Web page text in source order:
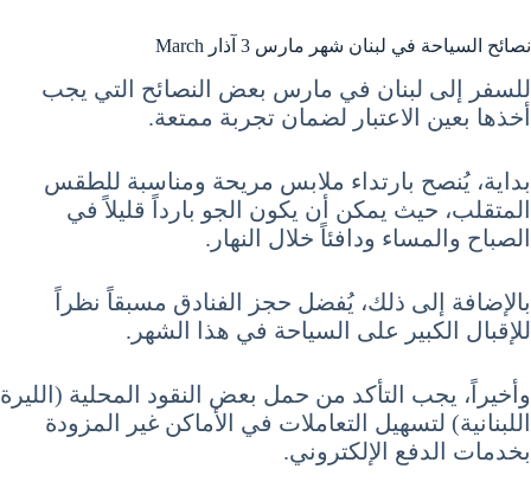
نصائح السياحة في لبنان شهر مارس 3 آذار March
للسفر إلى لبنان في مارس بعض النصائح التي يجب
أخذها بعين الاعتبار لضمان تجربة ممتعة.
بداية، يُنصح بارتداء ملابس مريحة ومناسبة للطقس
المتقلب، حيث يمكن أن يكون الجو بارداً قليلاً في
الصباح والمساء ودافئاً خلال النهار.
بالإضافة إلى ذلك، يُفضل حجز الفنادق مسبقاً نظراً
للإقبال الكبير على السياحة في هذا الشهر.
وأخيراً، يجب التأكد من حمل بعض النقود المحلية (الليرة
اللبنانية) لتسهيل التعاملات في الأماكن غير المزودة
بخدمات الدفع الإلكتروني.